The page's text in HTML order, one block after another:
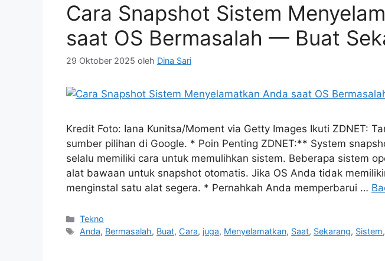
Cara Snapshot Sistem
saat OS Bermasalah — Buat
29 Oktober 2025 oleh Dina Sari
Kredit Foto: Iana Kunitsa/Moment via Getty Images Ikuti ZDNET:
sumber pilihan di Google. * Poin Penting ZDNET:** System
selalu memiliki cara untuk memulihkan sistem. Beberapa sistem
alat bawaan untuk snapshot otomatis. Jika OS Anda tidak
menginstal satu alat segera. * Pernahkah Anda memperbarui …
Kategori
Tekno
Tag
Anda, Bermasalah, Buat, Cara, juga, Menyelamatkan, Saat, Sekarang, Sistem,